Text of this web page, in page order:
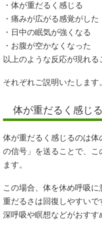
・体が重だるく感じる
・痛みが広がる感覚がした
・日中の眠気が強くなる
・お腹が空かなくなった
以上のような反応が現れる
それぞれご説明いたします
体が重だるく感じる
体が重だるく感じるのは
の信号」を送ることで、こ
ます。
この場合、体を休め呼吸
重だるさは回復しやすいで
深呼吸や瞑想などがおすす